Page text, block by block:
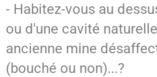
- Habitez-vous au
ou d'une cavité
ancienne mine
(bouché ou non)...?